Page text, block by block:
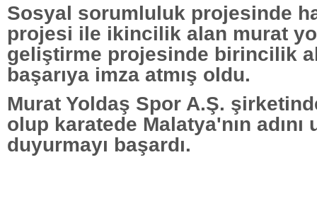
Sosyal sorumluluk projesinde
projesi ile ikincilik alan murat
geliştirme projesinde birincilik
başarıya imza atmış oldu.
Murat Yoldaş Spor A.Ş.
olup karatede Malatya'nın adını
duyurmayı başardı.